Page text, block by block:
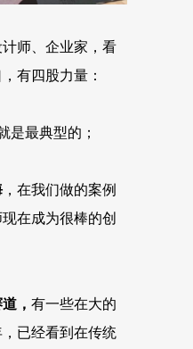
师、企业家，看
有四股力量：
是最典型的；
，在我们做的案例
在成为很棒的创
， 有一些在大的
已经看到在传统